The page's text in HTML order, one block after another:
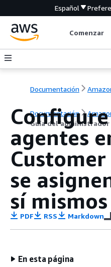
Español
Comenzar
Documentación
Documentación
Guía del administrador
agentes
se
sí mismos
PDF RSS Markdown
En esta página